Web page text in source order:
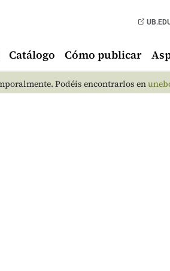
Catálogo Cómo publicar
Podéis encontrarlos en